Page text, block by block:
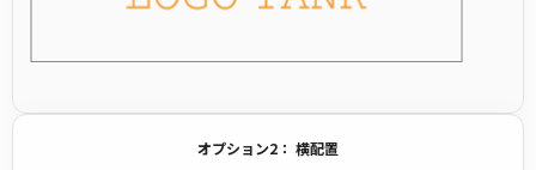
オプション2： 横配置